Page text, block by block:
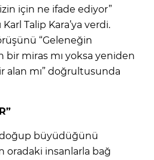
için ne ifade ediyor”
Talip Kara’ya verdi.
“Geleneğin
bir miras mı yoksa yeniden
alan mı” doğrultusunda
doğup büyüdüğünü
oradaki insanlarla bağ